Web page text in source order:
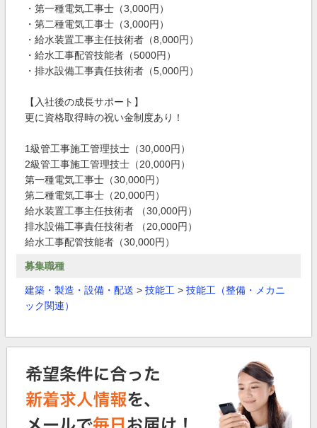
・第一種電気工事士（3,000円）
・第二種電気工事士（3,000円）
・給水装置工事主任技術者（8,000円）
・給水工事配管技能者（5000円）
・排水設備工事責任技術者（5,000円）
【入社後の成長サポート】
更に資格取得時の祝い金制度あり！
1級管工事施工管理技士​（30,000円）
2級管工事施工管理技士​（20,000円）
第一種電気工事士（30,000円）
第二種電気工事士（20,000円）
給水装置工事主任技術者​ （30,000円）
排水設備工事責任技術者​ （20,000円）
給水工事配管技能者​（30,000円）
募集職種
建築・製造・設備・配送 > 技能工 > 技能工（整備・メカニ
ック関連）